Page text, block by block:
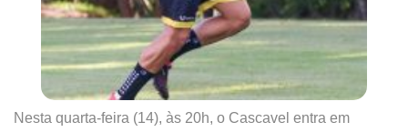
Nesta quarta-feira (14), às 20h, o Cascavel entra em